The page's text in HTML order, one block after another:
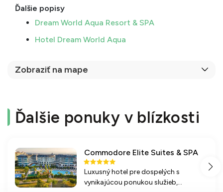
Ďalšie popisy
Dream World Aqua Resort & SPA
Hotel Dream World Aqua
Zobraziť na mape
Ďalšie ponuky v blízkosti
Commodore Elite Suites & SPA
Luxusný hotel pre dospelých s
vynikajúcou ponukou služieb,